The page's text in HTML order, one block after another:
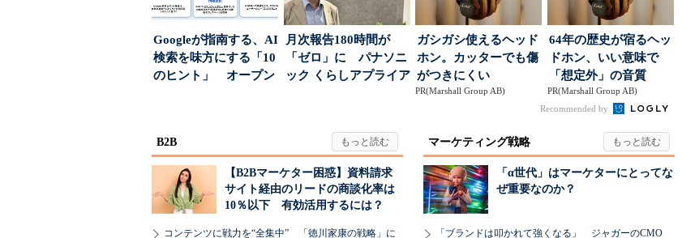
Googleが指南する、AI
検索を味方にする「10
のヒント」 オープン
月次報告180時間が
「ゼロ」に パナソニ
ック くらしアプライア
ガシガシ使えるヘッド
ホン。カッターでも傷
がつきにくい
PR(Marshall Group AB)
64年の歴史が宿るヘッ
ドホン、いい意味で
「想定外」の音質
PR(Marshall Group AB)
Recommended by
B2B
【B2Bマーケター困惑】資料請求
サイト経由のリードの商談化率は
10％以下 有効活用するには？
コンテンツに戦力を“全集中” 「徳川家康の戦略」に
マーケティング戦略
「α世代」はマーケターにとってな
ぜ重要なのか？
「ブランドは叩かれて強くなる」 ジャガーのCMO